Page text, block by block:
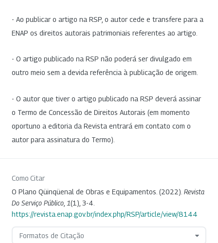
- Ao publicar o artigo na RSP, o autor cede e transfere para a
ENAP os direitos autorais patrimoniais referentes ao artigo.
- O artigo publicado na RSP não poderá ser divulgado em
outro meio sem a devida referência à publicação de origem.
- O autor que tiver o artigo publicado na RSP deverá assinar
o Termo de Concessão de Direitos Autorais (em momento
oportuno a editoria da Revista entrará em contato com o
autor para assinatura do Termo).
Como Citar
O Plano Qüinqüenal de Obras e Equipamentos. (2022). Revista
Do Serviço Público 1(1), 3-4.
https://revista.enap.gov.br/index.php/RSP/article/view/8144
Formatos de Citação